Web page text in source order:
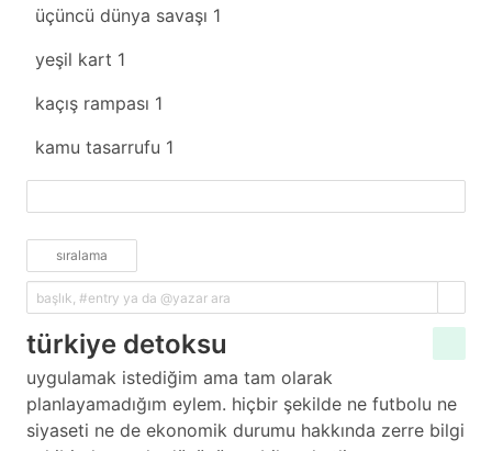
üçüncü dünya savaşı 1
yeşil kart 1
kaçış rampası 1
kamu tasarrufu 1
sıralama
türkiye detoksu
uygulamak istediğim ama tam olarak
planlayamadığım eylem. hiçbir şekilde ne futbolu ne
siyaseti ne de ekonomik durumu hakkında zerre bilgi